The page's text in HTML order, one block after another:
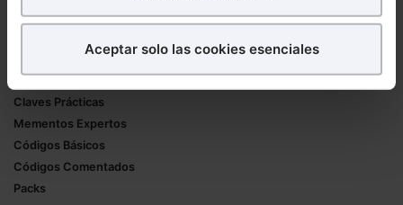
¿Qué puedes hacer?
experiencia en la web sea óptima
Puedesaceptar solo las esenciales
todas las cookies excepto aquellas imprescindibles.
También puedes
seleccionar solo aquellas que quieras permitir en tu
navegador. Si no seleccionas ninguna utilizaremos
Aceptar solo las cookies esenciales
Formularios Jurídicos
Manuales de Derecho
Claves Prácticas
Mementos Expertos
Códigos Básicos
Códigos Comentados
Packs